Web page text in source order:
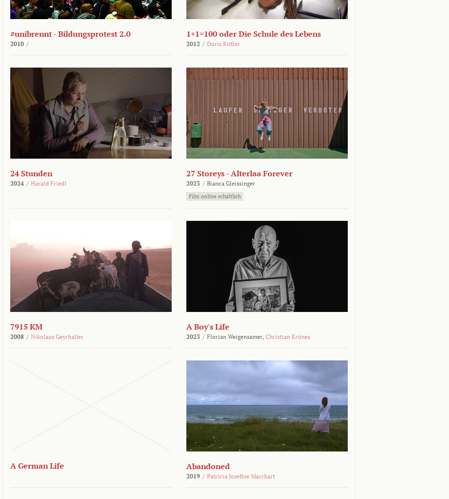
#unibrennt - Bildungsprotest 2.0
2010 /
1+1=100 oder Die Schule des Lebens
2012 / Doris Kittler
24 Stunden
2024 / Harald Friedl
27 Storeys - Alterlaa Forever
2023 / Bianca Gleissinger
Film online erhältlich
7915 KM
2008 / Nikolaus Geyrhalter
A Boy's Life
2023 / Florian Weigensamer, Christian Krönes
A German Life Abandoned
2019 / Patricia Josefine Marchart